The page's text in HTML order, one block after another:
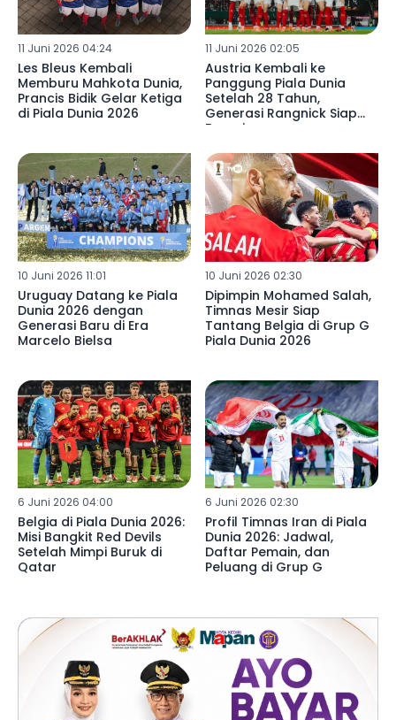
11 Juni 2026 04:24
Les Bleus Kembali
Memburu Mahkota Dunia,
Prancis Bidik Gelar Ketiga
di Piala Dunia 2026
11 Juni 2026 02:05
Austria Kembali ke
Panggung Piala Dunia
Setelah 28 Tahun,
Generasi Rangnick Siap
Bersaing
10 Juni 2026 11:01
Uruguay Datang ke Piala
Dunia 2026 dengan
Generasi Baru di Era
Marcelo Bielsa
10 Juni 2026 02:30
Dipimpin Mohamed Salah,
Timnas Mesir Siap
Tantang Belgia di Grup G
Piala Dunia 2026
6 Juni 2026 04:00
Belgia di Piala Dunia 2026:
Misi Bangkit Red Devils
Setelah Mimpi Buruk di
Qatar
6 Juni 2026 02:30
Profil Timnas Iran di Piala
Dunia 2026: Jadwal,
Daftar Pemain, dan
Peluang di Grup G